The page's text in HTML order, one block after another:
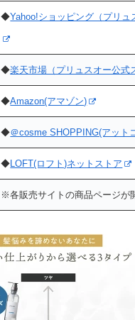
◆Yahoo!ショッピング（プリュ
◆楽天市場（プリュスオー公式
◆Amazon(アマゾン)
◆＠cosme SHOPPING(アット
◆LOFT(ロフト)ネットストア
※各販売サイトの商品ページが